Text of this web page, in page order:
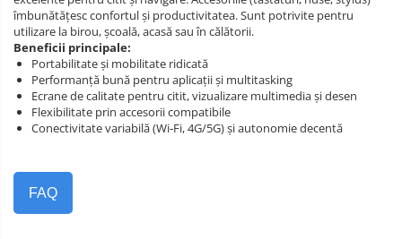
îmbunătățesc confortul și productivitatea. Sunt potrivite pentru
utilizare la birou, școală, acasă sau în călătorii.
Beneficii principale:
Portabilitate și mobilitate ridicată
Performanță bună pentru aplicații și multitasking
Ecrane de calitate pentru citit, vizualizare multimedia și desen
Flexibilitate prin accesorii compatibile
Conectivitate variabilă (Wi‑Fi, 4G/5G) și autonomie decentă
FAQ